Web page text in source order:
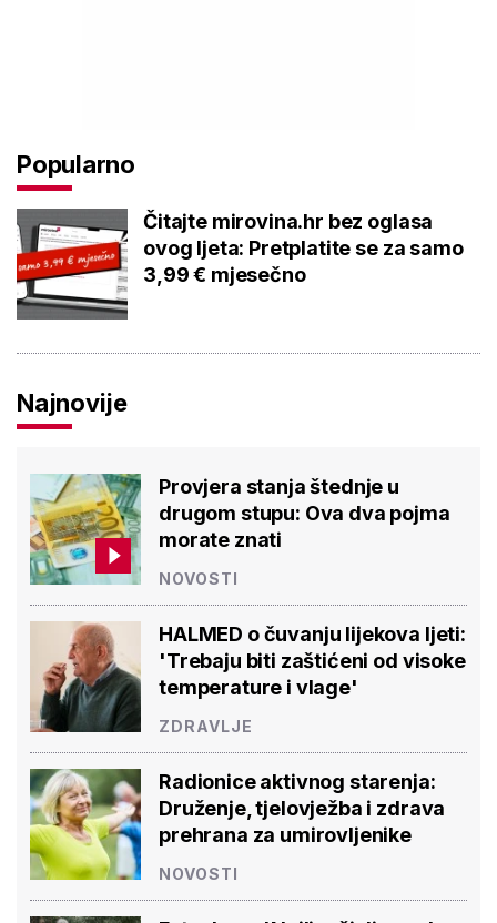
Popularno
Čitajte mirovina.hr bez oglasa
ovog ljeta: Pretplatite se za samo
3,99 € mjesečno
Najnovije
Provjera stanja štednje u
drugom stupu: Ova dva pojma
morate znati
NOVOSTI
HALMED o čuvanju lijekova ljeti:
'Trebaju biti zaštićeni od visoke
temperature i vlage'
ZDRAVLJE
Radionice aktivnog starenja:
Druženje, tjelovježba i zdrava
prehrana za umirovljenike
NOVOSTI